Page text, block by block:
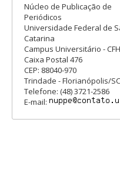
Núcleo de Publicação de
Periódicos
Universidade Federal de
Catarina
Campus Universitário - CFH
Caixa Postal 476
CEP: 88040-970
Trindade - Florianópolis/SC
Telefone: (48) 3721-2586
E-mail: